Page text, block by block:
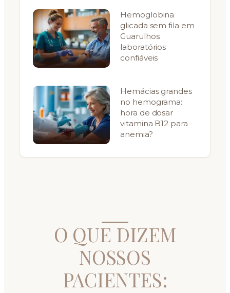
Hemoglobina
glicada sem fila em
Guarulhos:
laboratórios
confiáveis
Hemácias grandes
no hemograma:
hora de dosar
vitamina B12 para
anemia?
O QUE DIZEM
NOSSOS
PACIENTES: